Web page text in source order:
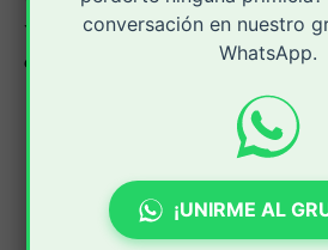
veces silenciosa, sostiene a
de:
Esfuerzo económico
dinamizan y sostienen la
emprendimiento y el
municipio.
conversación en nuestro
WhatsApp.
¡UNIRME AL